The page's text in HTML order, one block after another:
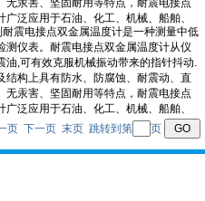
页 下一页 末页 跳转到第 页